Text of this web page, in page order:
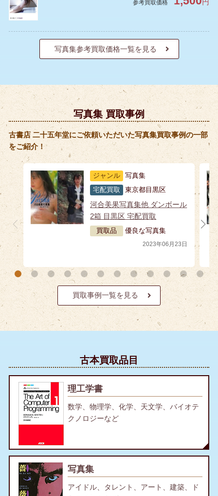
参考買取価格
写真集参考買取価格一覧を見る
写真集 買取事例
古書店 二十五年堂にご依頼いただいた写真集買取事例の一部
をご紹介！
ジャンル
写真集
宅配買取
東京都目黒区
河合美果写真集他 ダンボール
2箱 目黒区 宅配買取
買取品 優良な写真集
2023年06月23日
買取事例一覧を見る
古本買取品目
理工学書
数学、物理学、化学、天文学、バイオテ
クノロジーなど
写真集
アイドル、タレント、アート、建築、ド